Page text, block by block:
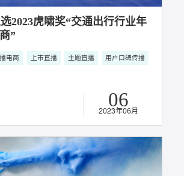
真露果味酒：达人投放要抓住时
人群、心智四大关键要素
短视频营销运营
04